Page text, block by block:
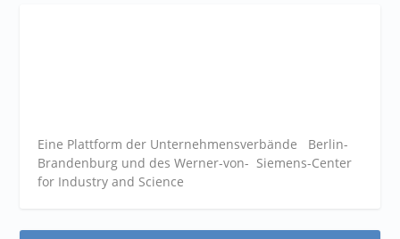
Eine Plattform der Unternehmensverbände Berlin-
Brandenburg und des Werner-von- Siemens-Center
for Industry and Science